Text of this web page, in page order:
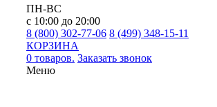
ПН-ВС
с 10:00 до 20:00
8 (800) 302-77-06 8 (499) 348-15-11
КОРЗИНА
0 товаров. Заказать звонок
Меню